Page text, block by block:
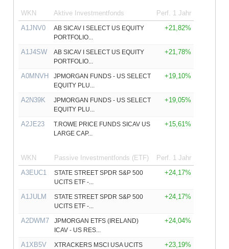
WKN Aktive Investmentfonds
Perf. 1 Jahr
A1JNV0
AB SICAV I SELECT US EQUITY
PORTFOLIO...
+21,82%
A1J4SW
AB SICAV I SELECT US EQUITY
PORTFOLIO...
+21,78%
A0MNVH
JPMORGAN FUNDS - US SELECT
EQUITY PLU...
+19,10%
A2N39K
JPMORGAN FUNDS - US SELECT
EQUITY PLU...
+19,05%
A2JE23
T.ROWE PRICE FUNDS SICAV US
LARGE CAP...
+15,61%
WKN Passive Investmentfonds (ETF)
Perf. 1 Jahr
A3EUC1
STATE STREET SPDR S&P 500
UCITS ETF -...
+24,17%
A1JULM
STATE STREET SPDR S&P 500
UCITS ETF -...
+24,17%
A2DWM7
JPMORGAN ETFS (IRELAND)
ICAV - US RES...
+24,04%
A1XB5V
XTRACKERS MSCI USA UCITS
+23,19%